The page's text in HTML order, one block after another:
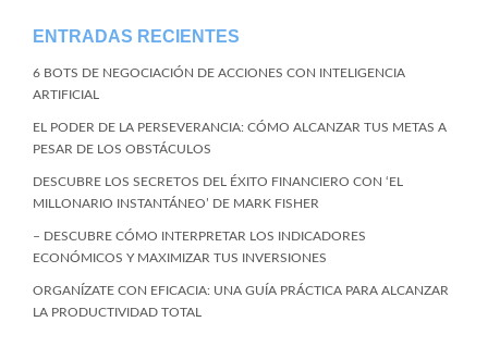
ENTRADAS RECIENTES
6 BOTS DE NEGOCIACIÓN DE ACCIONES CON INTELIGENCIA
ARTIFICIAL
EL PODER DE LA PERSEVERANCIA: CÓMO ALCANZAR TUS METAS A
PESAR DE LOS OBSTÁCULOS
DESCUBRE LOS SECRETOS DEL ÉXITO FINANCIERO CON ‘EL
MILLONARIO INSTANTÁNEO’ DE MARK FISHER
– DESCUBRE CÓMO INTERPRETAR LOS INDICADORES
ECONÓMICOS Y MAXIMIZAR TUS INVERSIONES
ORGANÍZATE CON EFICACIA: UNA GUÍA PRÁCTICA PARA ALCANZAR
LA PRODUCTIVIDAD TOTAL